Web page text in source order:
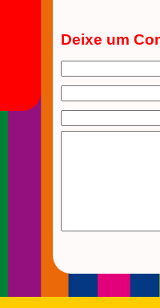
Deixe um